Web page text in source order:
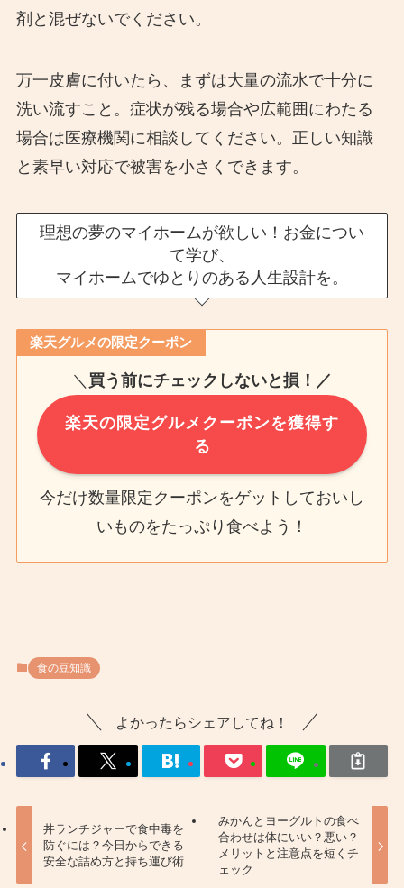
剤と混ぜないでください。
万一皮膚に付いたら、まずは大量の流水で十分に
洗い流すこと。症状が残る場合や広範囲にわたる
場合は医療機関に相談してください。正しい知識
と素早い対応で被害を小さくできます。
理想の夢のマイホームが欲しい！お金につい
て学び、
マイホームでゆとりのある人生設計を。
楽天グルメの限定クーポン
＼ 買う前にチェックしないと損！／
楽天の限定グルメクーポンを獲得す
る
今だけ数量限定クーポンをゲットしておいし
いものをたっぷり食べよう！
食の豆知識
よかったらシェアしてね！
丼ランチジャーで食中毒を
防ぐには？今日からできる
安全な詰め方と持ち運び術
みかんとヨーグルトの食べ
合わせは体にいい？悪い？
メリットと注意点を短くチ
ェック